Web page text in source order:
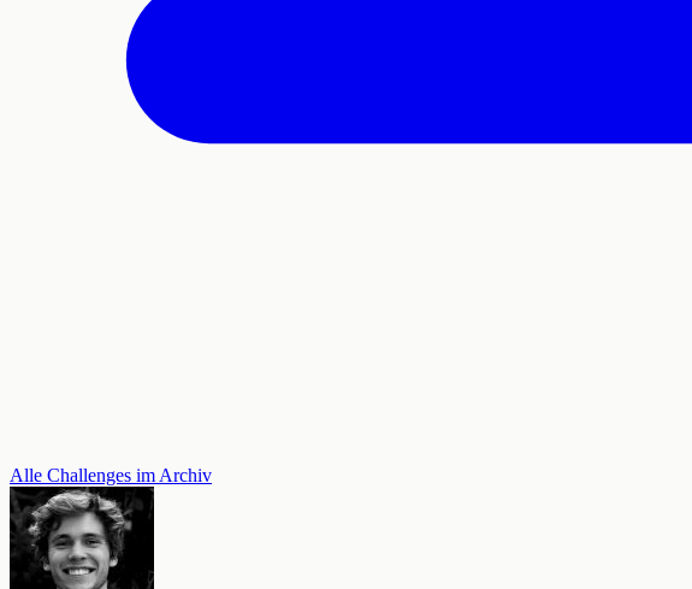
Alle Challenges im Archiv